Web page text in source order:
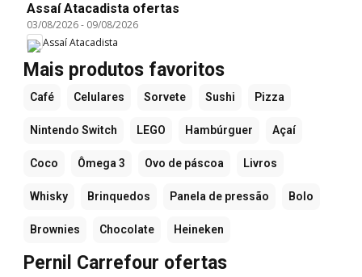
Assaí Atacadista ofertas
03/08/2026- 09/08/2026
Assaí Atacadista
Mais produtos favoritos
Café Celulares Sorvete Sushi Pizza
Nintendo Switch LEGO Hambúrguer Açaí
Coco Ômega 3 Ovo de páscoa Livros
Whisky Brinquedos Panela de pressão Bolo
Brownies Chocolate Heineken
Pernil Carrefour ofertas